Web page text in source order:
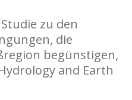
zu den
die
begünstigen,
and Earth